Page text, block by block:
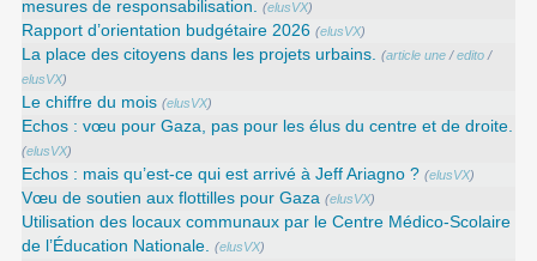
mesures de responsabilisation. (elusVX)
Rapport d’orientation budgétaire 2026 (elusVX)
La place des citoyens dans les projets urbains. (article une /edito /
elusVX)
Le chiffre du mois (elusVX)
Echos : vœu pour Gaza, pas pour les élus du centre et de droite.
(elusVX)
Echos : mais qu’est-ce qui est arrivé à Jeff Ariagno ? (elusVX)
Vœu de soutien aux flottilles pour Gaza (elusVX)
Utilisation des locaux communaux par le Centre Médico-Scolaire
de l’Éducation Nationale. (elusVX)